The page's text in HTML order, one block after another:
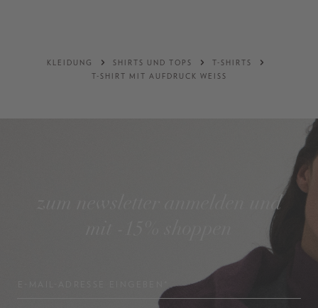
KLEIDUNG SHIRTS UND TOPS
T-SHIRTS
T-SHIRT MIT AUFDRUCK WEISS
zum newsletter anmelden und